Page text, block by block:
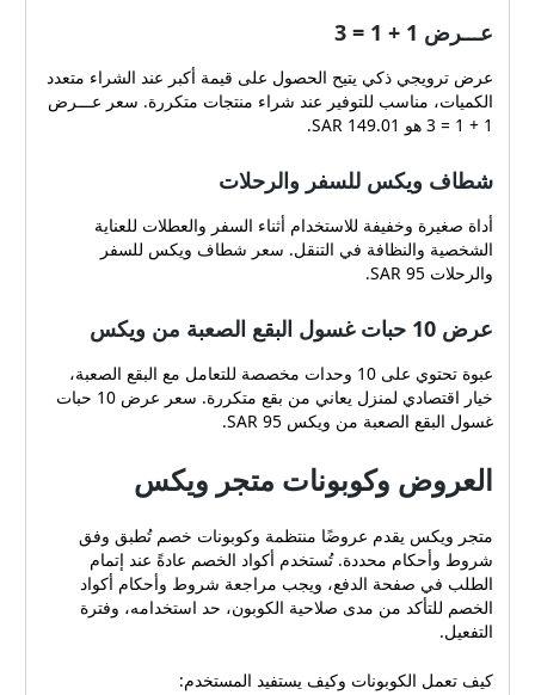
عـــرض 1 + 1 = 3
عرض ترويجي ذكي يتيح الحصول على قيمة أكبر عند الشراء متعدد
الكميات، مناسب للتوفير عند شراء منتجات متكررة. سعر عـــرض
1 + 1 = 3 هو 149.01 SAR.
شطاف ويكس للسفر والرحلات
أداة صغيرة وخفيفة للاستخدام أثناء السفر والعطلات للعناية
الشخصية والنظافة في التنقل. سعر شطاف ويكس للسفر
والرحلات 95 SAR.
عرض 10 حبات غسول البقع الصعبة من ويكس
عبوة تحتوي على 10 وحدات مخصصة للتعامل مع البقع الصعبة،
خيار اقتصادي لمنزل يعاني من بقع متكررة. سعر عرض 10 حبات
غسول البقع الصعبة من ويكس 95 SAR.
العروض وكوبونات متجر ويكس
متجر ويكس يقدم عروضًا منتظمة وكوبونات خصم تُطبق وفق
شروط وأحكام محددة. تُستخدم أكواد الخصم عادةً عند إتمام
الطلب في صفحة الدفع، ويجب مراجعة شروط وأحكام أكواد
الخصم للتأكد من مدى صلاحية الكوبون، حد استخدامه، وفترة
التفعيل.
كيف تعمل الكوبونات وكيف يستفيد المستخدم: